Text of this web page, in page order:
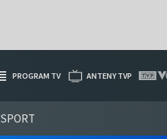
SPORT
PROGRAM TV ANTENY TVP